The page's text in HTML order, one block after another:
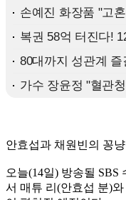
안효섭과 채원빈의 꽁
오늘(14일) 방송될 SBS
서 매튜 리(안효섭 분)